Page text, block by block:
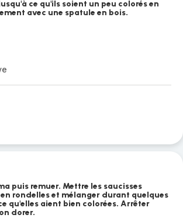
ce qu'ils soient un peu colorés en
avec une spatule en bois.
puis remuer. Mettre les saucisses
rondelles et mélanger durant quelques
qu'elles aient bien colorées. Arrêter
dorer.